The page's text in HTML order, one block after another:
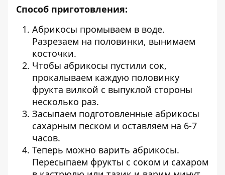
Способ приготовления:
Абрикосы промываем в воде.
Разрезаем на половинки, вынимаем
косточки.
Чтобы абрикосы пустили сок,
прокалываем каждую половинку
фрукта вилкой с выпуклой стороны
несколько раз.
Засыпаем подготовленные абрикосы
сахарным песком и оставляем на 6-7
часов.
Теперь можно варить абрикосы.
Пересыпаем фрукты с соком и сахаром